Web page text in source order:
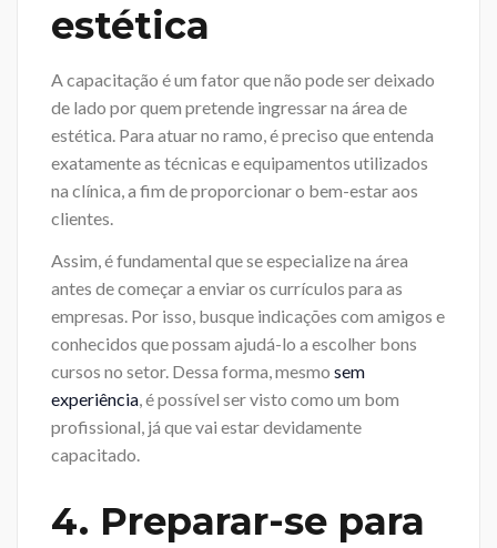
estética
A capacitação é um fator que não pode ser deixado
de lado por quem pretende ingressar na área de
estética. Para atuar no ramo, é preciso que entenda
exatamente as técnicas e equipamentos utilizados
na clínica, a fim de proporcionar o bem-estar aos
clientes.
Assim, é fundamental que se especialize na área
antes de começar a enviar os currículos para as
empresas. Por isso, busque indicações com amigos e
conhecidos que possam ajudá-lo a escolher bons
cursos no setor. Dessa forma, mesmo sem
experiência , é possível ser visto como um bom
profissional, já que vai estar devidamente
capacitado.
4. Preparar-se para